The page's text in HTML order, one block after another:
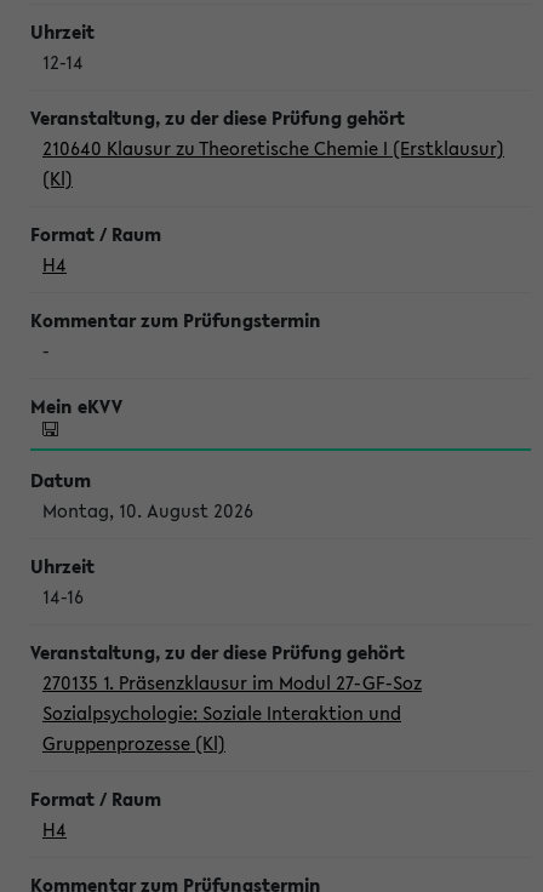
12-14
210640 Klausur zu Theoretische Chemie I (Erstklausur)
(Kl)
H4
-
Montag, 10. August 2026
14-16
270135 1. Präsenzklausur im Modul 27-GF-Soz
Sozialpsychologie: Soziale Interaktion und
Gruppenprozesse (Kl)
H4